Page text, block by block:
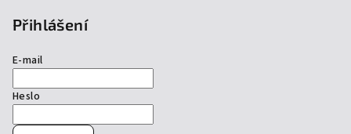
Přihlášení
E-mail
Heslo